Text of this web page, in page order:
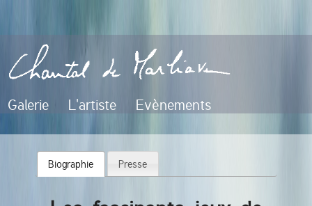
Galerie L'artiste Evènements
Biographie Presse